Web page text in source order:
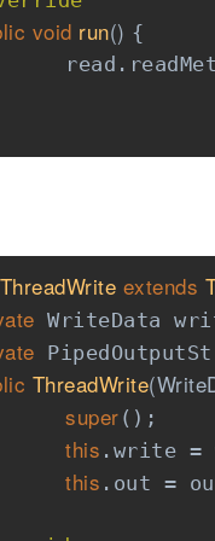
void run() {
ThreadWrite extends
WriteData
ThreadWrite
super ();
this .write
this .out =